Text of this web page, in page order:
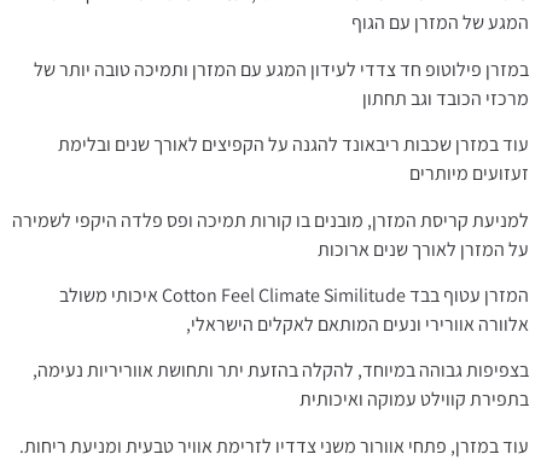
המגע של המזרן עם הגוף
במזרן פילוטופ חד צדדי לעידון המגע עם המזרן ותמיכה טובה יותר של
מרכזי הכובד וגב תחתון
עוד במזרן שכבות ריבאונד להגנה על הקפיצים לאורך שנים ובלימת
זעזועים מיותרים
למניעת קריסת המזרן, מובנים בו קורות תמיכה ופס פלדה היקפי לשמירה
על המזרן לאורך שנים ארוכות
המזרן עטוף בבדCotton Feel Climate Similitudeאיכותי משולב
אלוורה אוורירי ונעים המותאם לאקלים הישראלי,
בצפיפות גבוהה במיוחד, להקלה בהזעת יתר ותחושת אווריריות נעימה,
בתפירת קווילט עמוקה ואיכותית
עוד במזרן, פתחי אוורור משני צדדיו לזרימת אוויר טבעית ומניעת ריחות.